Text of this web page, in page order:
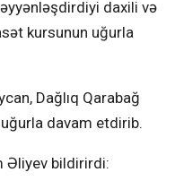
daxili və
kursunun uğurla
Dağlıq Qarabağ
davam etdirib.
Əliyev bildirirdi: